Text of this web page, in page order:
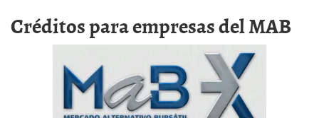
Créditos para empresas del MAB